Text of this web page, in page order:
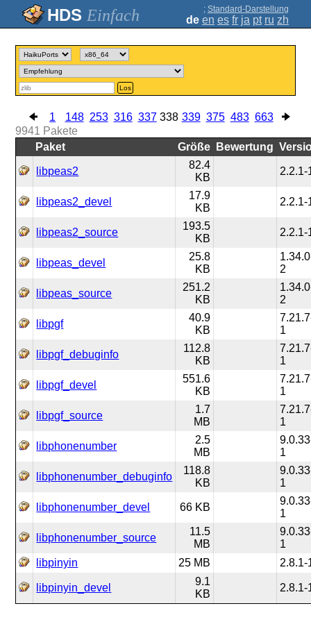
Einfach ; Standard-Darstellung
de en es fr ja pt ru zh
Los
1 148 253 316 337 338 339 375 483 663
9941 Pakete
Paket
Größe Bewertung
libpeas2
82.4
KB
2.2.1-
libpeas2_devel
17.9
KB
2.2.1-
libpeas2_source
193.5
KB
2.2.1-
libpeas_devel
25.8
KB
2
libpeas_source
251.2
KB
2
libpgf
40.9
KB
1
libpgf_debuginfo
112.8
KB
1
libpgf_devel
551.6
KB
1
libpgf_source
1.7
MB
1
libphonenumber
2.5
MB
1
libphonenumber_debuginfo
118.8
KB
1
libphonenumber_devel 66 KB
1
libphonenumber_source
11.5
MB
1
libpinyin
25 MB 2.8.1-
libpinyin_devel
9.1
KB
2.8.1-